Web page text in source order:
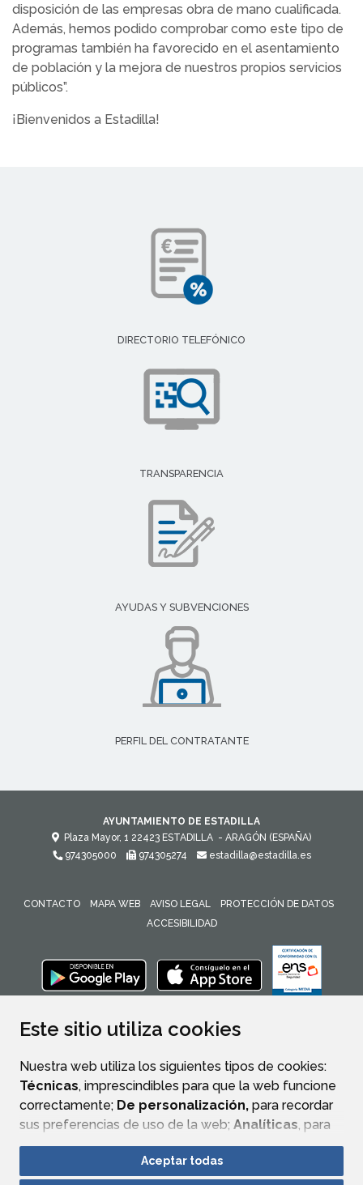
Este sitio utiliza cookies
Nuestra web utiliza los siguientes tipos de cookies:
Técnicas, imprescindibles para que la web funcione
correctamente; De personalización, para recordar
sus preferencias de uso de la web; Analíticas, para
mejorar el funcionamiento de la web y sus servicios.
Si acepta pulsando el botón“Aceptar todas”
Aceptar todas
disposición de las empresas obra de mano cualificada.
Además, hemos podido comprobar como este tipo de
programas también ha favorecido en el asentamiento
de población y la mejora de nuestros propios servicios
públicos”.
¡Bienvenidos a Estadilla!
DIRECTORIO TELEFÓNICO
TRANSPARENCIA
AYUDAS Y SUBVENCIONES
PERFIL DEL CONTRATANTE
AYUNTAMIENTO DE ESTADILLA
Plaza Mayor, 1 22423 ESTADILLA - ARAGÓN (ESPAÑA)
974305000
974305274 estadilla@estadilla.es
CONTACTO MAPA WEB AVISO LEGAL
PROTECCIÓN DE DATOS
ACCESIBILIDAD